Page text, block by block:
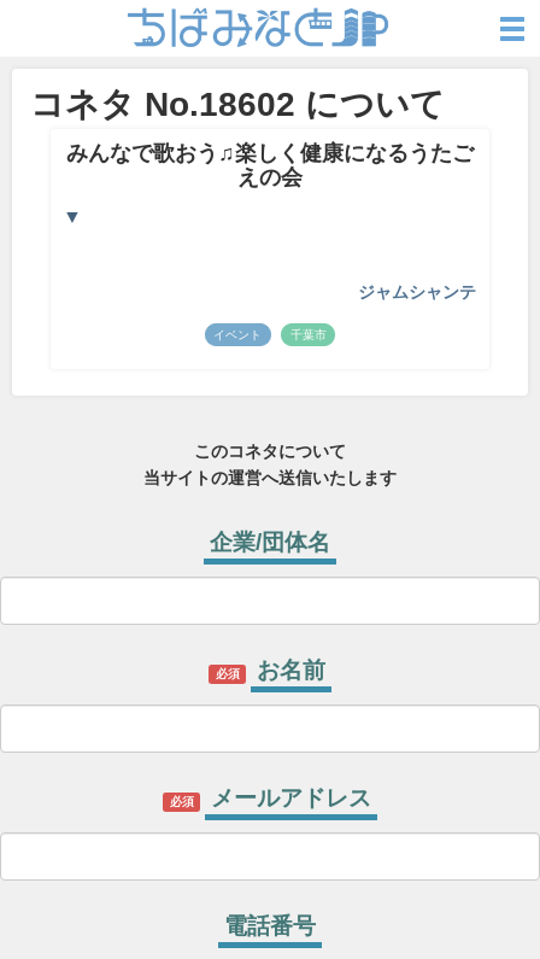
コネタ No.18602 について
みんなで歌おう♫楽しく健康になるうたご
えの会
▼
ジャムシャンテ
イベント 千葉市
このコネタについて
当サイトの運営へ送信いたします
企業/団体名
必須 お名前
必須 メールアドレス
電話番号